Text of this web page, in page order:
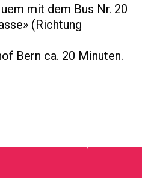
mit dem Bus Nr. 20
(Richtung
Bern ca. 20 Minuten.